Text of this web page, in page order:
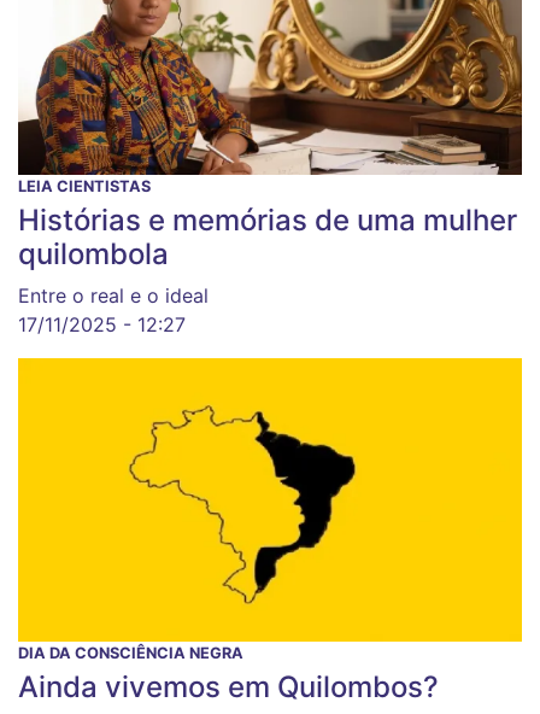
LEIA CIENTISTAS
Histórias e memórias de uma mulher
quilombola
Entre o real e o ideal
17/11/2025 - 12:27
DIA DA CONSCIÊNCIA NEGRA
Ainda vivemos em Quilombos?